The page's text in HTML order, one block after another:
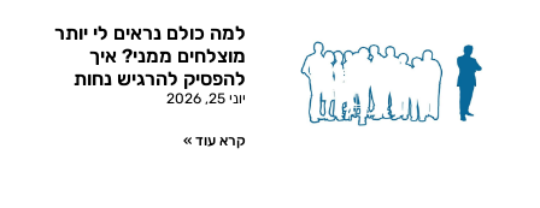
למה כולם נראים לי יותר
מוצלחים ממני? איך
להפסיק להרגיש נחות
יוני 25, 2026
קרא עוד »